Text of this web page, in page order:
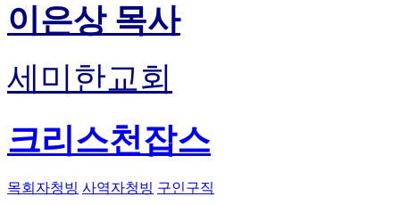
이은상 목사
세미한교회
크리스천잡스
목회자청빙 사역자청빙 구인구직